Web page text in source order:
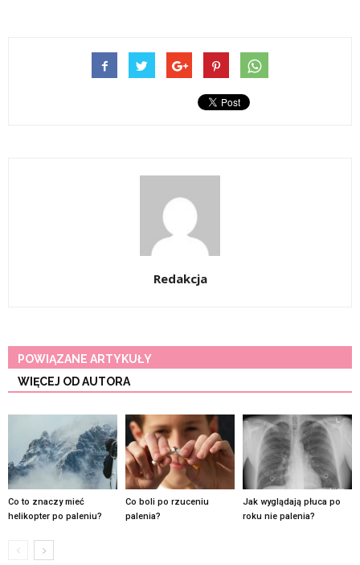
Redakcja
POWIĄZANE ARTYKUŁY
WIĘCEJ OD AUTORA
Co to znaczy mieć
helikopter po paleniu?
Co boli po rzuceniu
palenia?
Jak wyglądają płuca po
roku nie palenia?